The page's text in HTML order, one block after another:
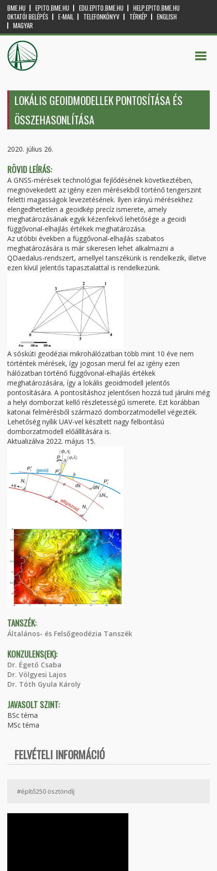
BME.HU EPITO.BME.HU EDU.EPITO.BME.HU
HELP.EPITO.BME.HU
OKTATÓI BELÉPÉS
E-MAIL TELEFONKÖNYV TÉRKÉP
ENGLISH
MAGYAR
LOKÁLIS GEOIDMODELLEK PONTOSÍTÁSA ÉS
ÖSSZEHASONLÍTÁSA
2020. július 26.
RÖVID LEÍRÁS:
A GNSS-mérések technológiai fejlődésének következtében,
megnövekedett az igény ezen mérésekből történő tengerszint
feletti magasságok levezetésének. Ilyen irányú mérésekhez
elengedhetetlen a geoidkép precíz ismerete, amely
meghatározásának egyik kézenfekvő lehetősége a geoidi
függővonal-elhajlás értékek meghatározása.
Az utóbbi években a függővonal-elhajlás szabatos
meghatározására is már sikeresen lehet alkalmazni a
QDaedalus-rendszert, amellyel tanszékünk is rendelkezik, illetve
ezen kívül jelentős tapasztalattal is rendelkezünk.
A sóskúti geodéziai mikrohálózatban több mint 10 éve nem
történtek mérések, így jogosan merül fel az igény ezen
hálózatban történő függővonal-elhajlás értékek
meghatározására, így a lokális geoidmodell jelentős
pontosítására. A pontosításhoz jelentősen hozzá tud járulni még
a helyi domborzat kellő részletességű ismerete. Ezt korábban
katonai felmérésből származó domborzatmodellel végezték.
Lehetőség nyílik UAV-vel készített nagy felbontású
domborzatmodell előállítására is.
Aktualizálva 2022. május 15.
TANSZÉK:
Általános- és Felsőgeodézia Tanszék
KONZULENS(EK):
Dr. Égető Csaba
Dr. Völgyesi Lajos
Dr. Tóth Gyula Károly
JAVASOLT SZINT:
BSc téma
MSc téma
FELVÉTELI INFORMÁCIÓ
#építő250 ösztöndíj